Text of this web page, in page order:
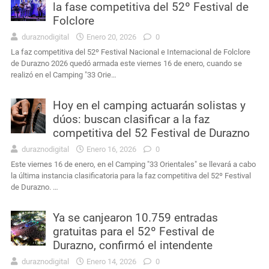
la fase competitiva del 52º Festival de
Folclore
duraznodigital Enero 20, 2026
0
La faz competitiva del 52º Festival Nacional e Internacional de Folclore
de Durazno 2026 quedó armada este viernes 16 de enero, cuando se
realizó en el Camping "33 Orie…
Hoy en el camping actuarán solistas y
dúos: buscan clasificar a la faz
competitiva del 52 Festival de Durazno
duraznodigital Enero 16, 2026
0
Este viernes 16 de enero, en el Camping "33 Orientales" se llevará a cabo
la última instancia clasificatoria para la faz competitiva del 52º Festival
de Durazno. …
Ya se canjearon 10.759 entradas
gratuitas para el 52º Festival de
Durazno, confirmó el intendente
duraznodigital Enero 14, 2026
0